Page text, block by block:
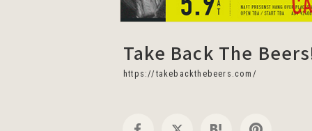
Take Back The
https://takebackthebeers.com/